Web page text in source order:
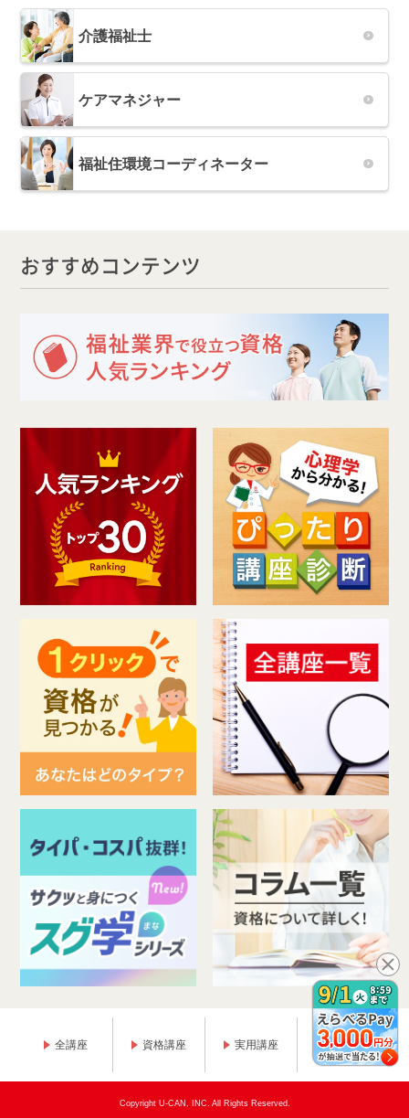
介護福祉士
ケアマネジャー
福祉住環境コーディネーター
おすすめコンテンツ
全講座 資格講座 実用講座 趣味講座
Copyright U-CAN, INC. All Rights Reserved.